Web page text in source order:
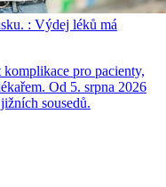
: Výdej léků má
komplikace pro pacienty,
Od 5. srpna 2026
sousedů.